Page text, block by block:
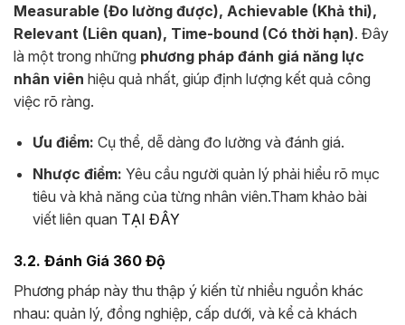
Measurable (Đo lường được), Achievable (Khả thi),
Relevant (Liên quan), Time-bound (Có thời hạn). Đây
là một trong những phương pháp đánh giá năng lực
nhân viên hiệu quả nhất, giúp định lượng kết quả công
việc rõ ràng.
Ưu điểm: Cụ thể, dễ dàng đo lường và đánh giá.
Nhược điểm: Yêu cầu người quản lý phải hiểu rõ mục
tiêu và khả năng của từng nhân viên.Tham khảo bài
viết liên quan TẠI ĐÂY
3.2. Đánh Giá 360 Độ
Phương pháp này thu thập ý kiến từ nhiều nguồn khác
nhau: quản lý, đồng nghiệp, cấp dưới, và kể cả khách